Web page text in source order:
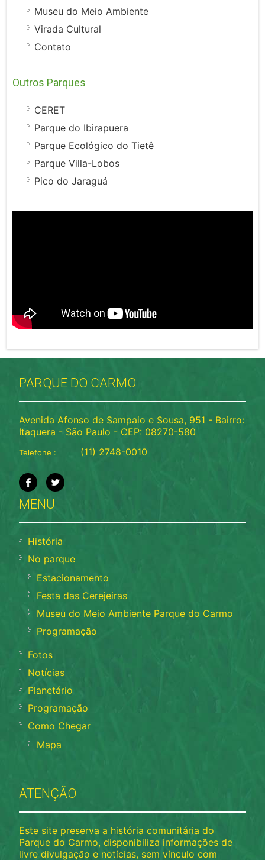
Museu do Meio Ambiente
Virada Cultural
Contato
Outros Parques
CERET
Parque do Ibirapuera
Parque Ecológico do Tietê
Parque Villa-Lobos
Pico do Jaraguá
PARQUE DO CARMO
Avenida Afonso de Sampaio e Sousa, 951 - Bairro:
Itaquera - São Paulo - CEP: 08270-580
Telefone : (11) 2748-0010
MENU
História
No parque
Estacionamento
Festa das Cerejeiras
Museu do Meio Ambiente Parque do Carmo
Programação
Fotos
Notícias
Planetário
Programação
Como Chegar
Mapa
ATENÇÃO
Este site preserva a história comunitária do
Parque do Carmo, disponibiliza informações de
livre divulgação e notícias, sem vínculo com